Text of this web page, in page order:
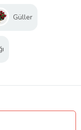
Güller